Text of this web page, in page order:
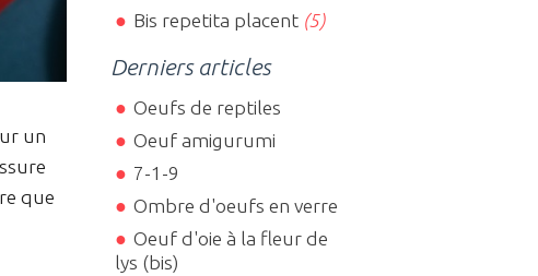
un
que
Bis repetita placent(5)
Derniers articles
Oeufs de reptiles
Oeuf amigurumi
7-1-9
Ombre d'oeufs en verre
Oeuf d'oie à la fleur de
lys (bis)